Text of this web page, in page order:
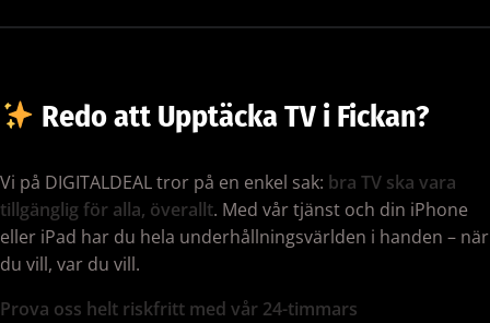
Redo att Upptäcka TV i Fickan?
Vi på DIGITALDEAL tror på en enkel sak: bra TV ska vara
tillgänglig för alla, överallt. Med vår tjänst och din iPhone
eller iPad har du hela underhållningsvärlden i handen – när
du vill, var du vill.
Prova oss helt riskfritt med vår 24-timmars